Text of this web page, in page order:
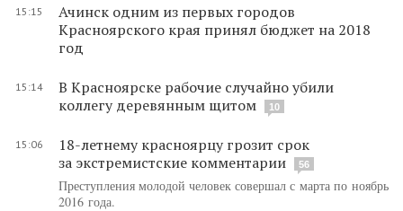
15:15
Ачинск одним из первых городов
Красноярского края принял бюджет на 2018
год
15:14
В Красноярске рабочие случайно убили
коллегу деревянным щитом
10
15:06
18-летнему красноярцу грозит срок
за экстремистские комментарии
56
Преступления молодой человек совершал с марта по ноябрь
2016 года.